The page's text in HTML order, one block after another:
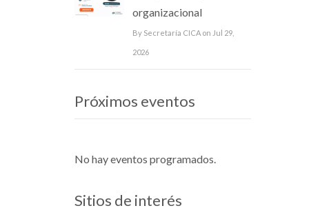
organizacional
By Secretaría CICA on Jul 29,
2026
Próximos eventos
No hay eventos programados.
Sitios de interés